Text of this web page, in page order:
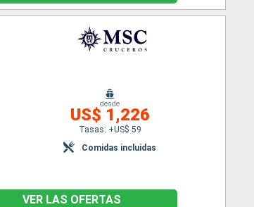
desde
US$ 1,226
Tasas: +US$ 59
Comidas incluidas
VER LAS OFERTAS